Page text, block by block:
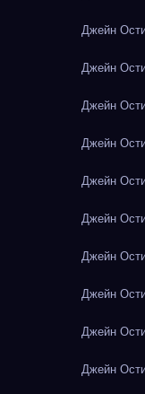
Джейн
Джейн
Джейн
Джейн
Джейн
Джейн
Джейн
Джейн
Джейн
Джейн